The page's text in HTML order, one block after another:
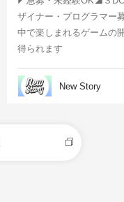
ザイナー・プログラマー
中で楽しまれるゲームの
得られます
New Story